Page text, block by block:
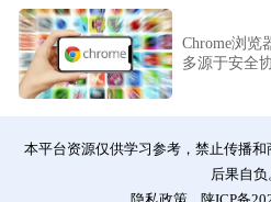
Chrome浏览
多源于安全
本平台资源仅供学习参考，禁止传播
后果自负